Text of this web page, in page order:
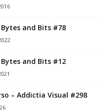
and Bits #78
and Bits #12
– Addictia Visual #298